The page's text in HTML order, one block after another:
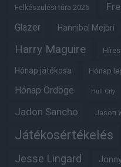
Felkészülési túra 2026
Glazer Hannibal Mejbri
Harry Maguire
Hónap játékosa Hónap
Hónap Ördöge Hull City
Jadon Sancho Jason
Játékosértékelés
Jesse Lingard